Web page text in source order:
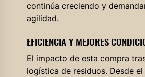
continúa creciendo y
agilidad.
EFICIENCIA Y MEJORES
El impacto de esta compra
logística de residuos. Desde